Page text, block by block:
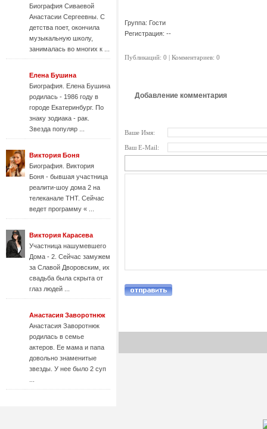
Биография Сиваевой
Анастасии Сергеевны. С
детства поет, окончила
музыкальную школу,
занималась во многих к ...
Елена Бушина
Биография. Елена Бушина
родилась - 1986 году в
городе Екатеринбург. По
знаку зодиака - рак.
Звезда популяр ...
Виктория Боня
Биография. Виктория
Боня - бывшая участница
реалити-шоу дома 2 на
телеканале ТНТ. Сейчас
ведет программу « ...
Виктория Карасева
Участница нашумевшего
Дома - 2. Сейчас замужем
за Славой Дворовским, их
свадьба была скрыта от
глаз людей ...
Анастасия Заворотнюк
Анастасия Заворотнюк
родилась в семье
актеров. Ее мама и папа
довольно знаменитые
звезды. У нее было 2 суп
Группа: Гости
Регистрация: --
Публикаций: 0 | Комментариев: 0
Добавление комментария
Ваше Имя:
Ваш E-Mail: